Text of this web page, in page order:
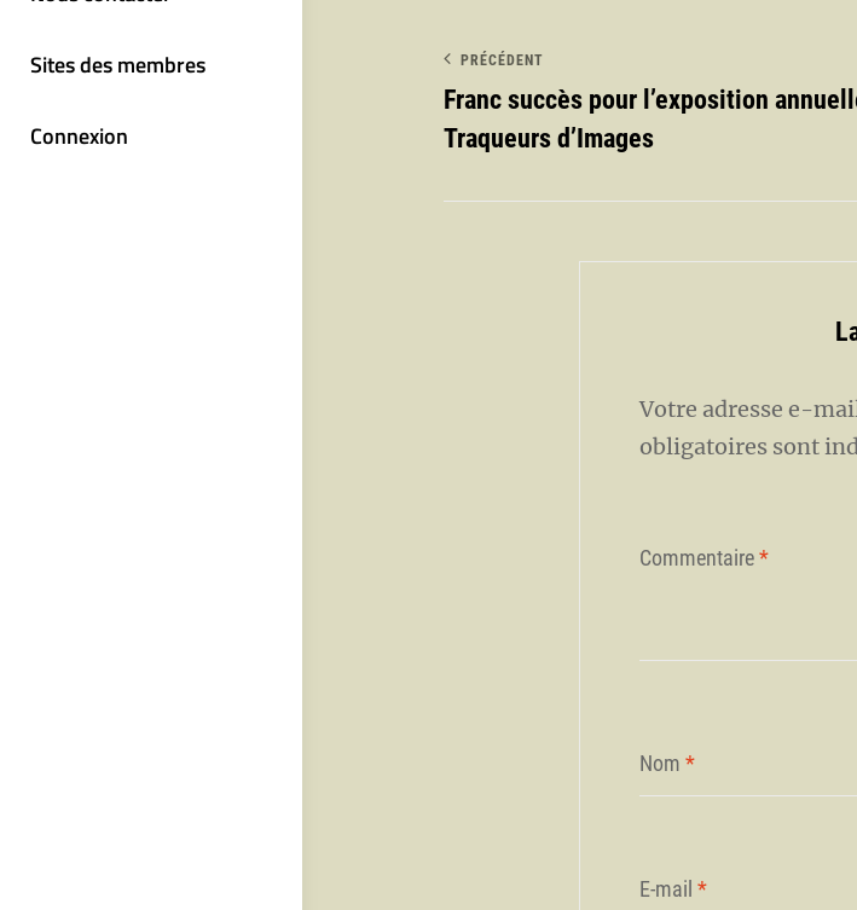
Sites des membres
Connexion
PRÉCÉDENT
Franc succès pour l’exposition
Traqueurs d’Images
Votre adresse e-
obligatoires sont
Commentaire*
Nom *
E-mail *